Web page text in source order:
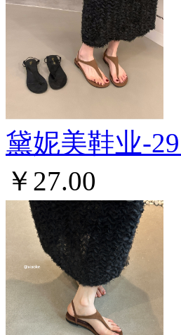
黛妮美鞋业-
￥27.00